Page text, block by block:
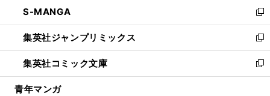
く
で
開
く
ド
ウ
で
開
く
ィ
ン
ド
ウ
で
開
い
ウ
ィ
ン
ド
ウ
S-MANGA
新
し
い
ウ
ィ
ン
集英社ジャンプリミックス
新
し
い
ウ
集英社コミック文庫
新
し
青年マンガ